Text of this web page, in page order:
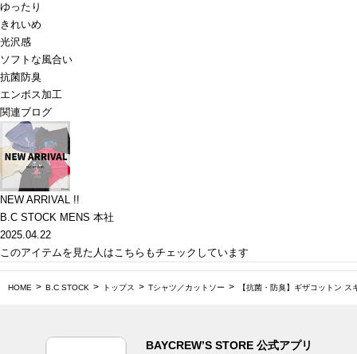
ゆったり
きれいめ
光沢感
ソフトな風合い
抗菌防臭
エンボス加工
関連ブログ
NEW ARRIVAL !!
B.C STOCK MENS 本社
2025.04.22
このアイテムを見た人はこちらもチェックしています
HOME B.C STOCK トップス Tシャツ／カットソー 【抗菌・防臭】ギザコットン ス
BAYCREW’S STORE 公式アプリ